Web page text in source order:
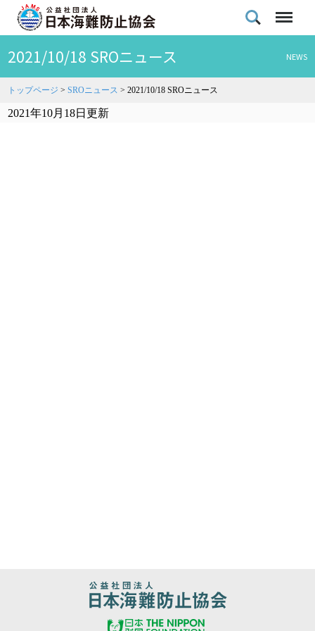
2021/10/18 SROニュース NEWS
トップページ >SROニュース >2021/10/18 SROニュース
2021年10月18日更新